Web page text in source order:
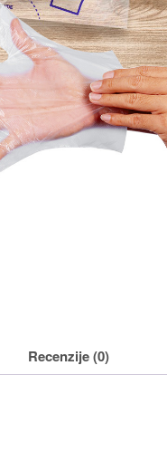
Recenzije (0)